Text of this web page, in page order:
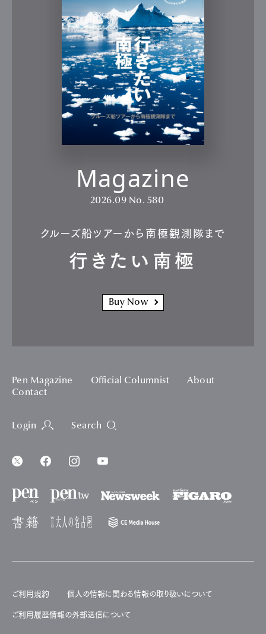
Magazine
2026.09 No. 580
クルーズ船ツアーから南極観測隊まで
行きたい南極
Buy Now
Pen Magazine Official Columnist
About
Contact
Login Search
ご利用規約 個人の情報に関わる情報の取り扱いについて
ご利用履歴情報の外部送信について